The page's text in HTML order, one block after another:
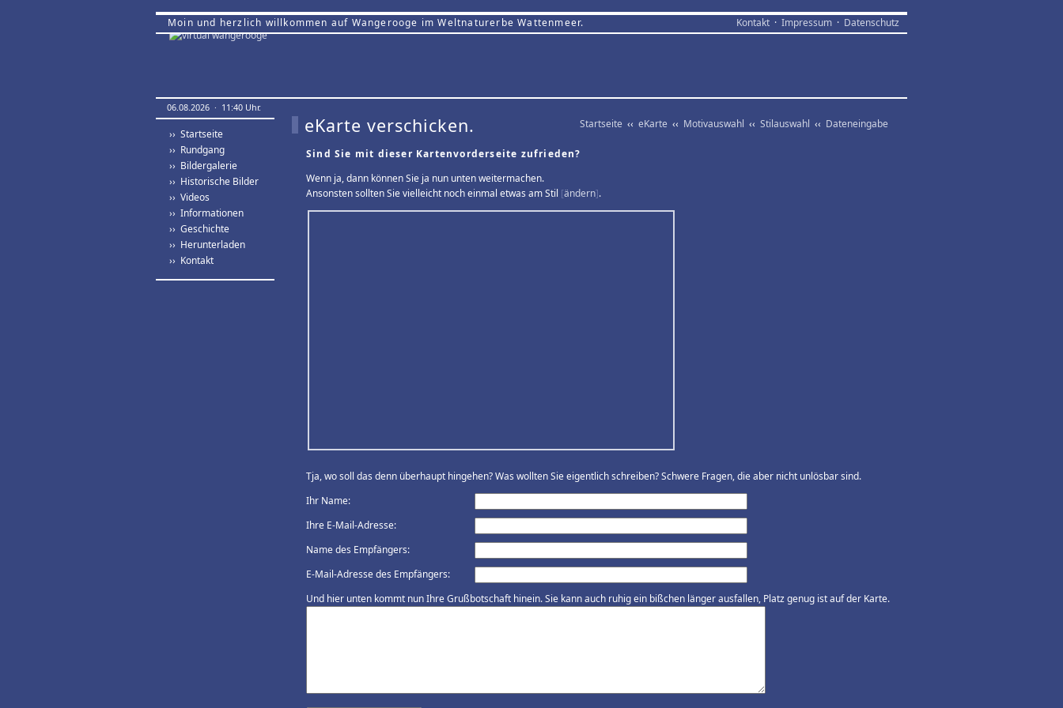
Moin und herzlich willkommen auf Wangerooge im Weltnaturerbe Wattenmeer. Kontakt · Impressum · Datenschutz
06.08.2026 · 11:40 Uhr.
›› Startseite
›› Rundgang
›› Bildergalerie
›› Historische Bilder
›› Videos
›› Informationen
›› Geschichte
›› Herunterladen
›› Kontakt
Startseite ‹‹ eKarte ‹‹ Motivauswahl ‹‹ Stilauswahl ‹‹ Dateneingabe
eKarte verschicken.
Sind Sie mit dieser Kartenvorderseite zufrieden?
Wenn ja, dann können Sie ja nun unten weitermachen.
Ansonsten sollten Sie vielleicht noch einmal etwas am Stil [ändern].
Tja, wo soll das denn überhaupt hingehen? Was wollten Sie eigentlich schreiben? Schwere Fragen, die aber nicht unlösbar sind.
Ihr Name:
Ihre E-Mail-Adresse:
Name des Empfängers:
E-Mail-Adresse des Empfängers:
Und hier unten kommt nun Ihre Grußbotschaft hinein. Sie kann auch ruhig ein bißchen länger ausfallen, Platz genug ist auf der Karte.